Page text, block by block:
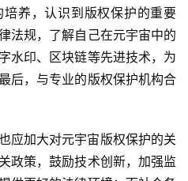
养，认识到版权保护的重要
法规，了解自己在元宇宙中的
水印、区块链等先进技术，为
后，与专业的版权保护机构合
应加大对元宇宙版权保护的关
政策，鼓励技术创新，加强监